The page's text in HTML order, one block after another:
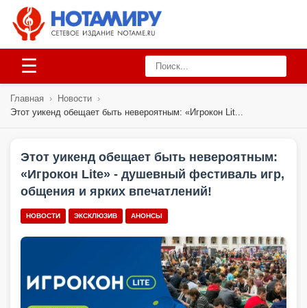
☰
Главная › Новости ›
Этот уикенд обещает быть невероятным: «Игрокон Lit...
Этот уикенд обещает быть невероятным:
«Игрокон Lite» - душевный фестиваль игр,
общения и ярких впечатлений!
НОВОСТИ ЭКСКЛЮЗИВ АНОНСЫ